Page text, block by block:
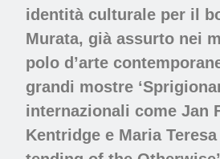
identità culturale per il
Murata, già assurto nei
polo d’arte
grandi mostre
internazionali come Jan
Kentridge e Maria Teresa